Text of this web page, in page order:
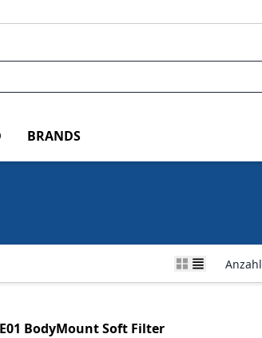
BRANDS
BodyMount Soft Filter